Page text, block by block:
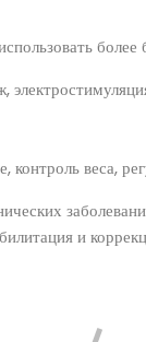
веса,
и